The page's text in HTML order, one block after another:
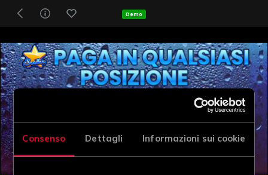
Consenso Dettagli Informazioni sui cookie
Demo